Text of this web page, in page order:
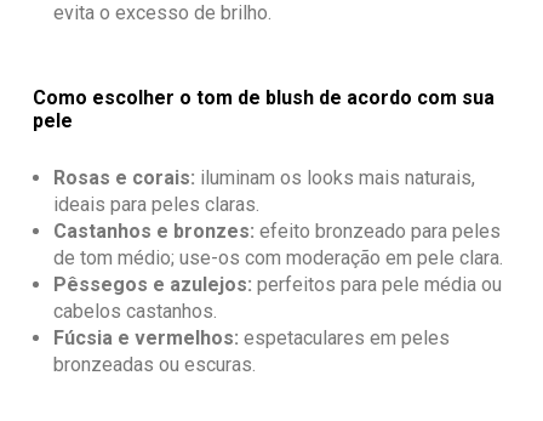
evita o excesso de brilho.
Como escolher o tom de blush de acordo com sua
pele
Rosas e corais: iluminam os looks mais naturais,
ideais para peles claras.
Castanhos e bronzes: efeito bronzeado para peles
de tom médio; use-os com moderação em pele clara.
Pêssegos e azulejos: perfeitos para pele média ou
cabelos castanhos.
Fúcsia e vermelhos: espetaculares em peles
bronzeadas ou escuras.